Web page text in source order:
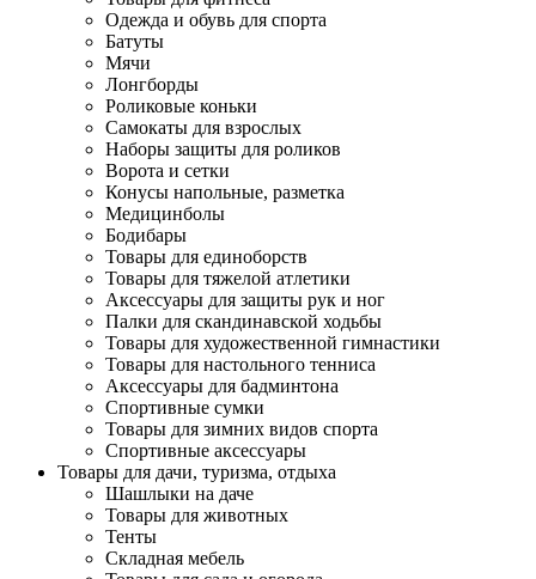
Одежда и обувь для спорта
Батуты
Мячи
Лонгборды
Роликовые коньки
Самокаты для взрослых
Наборы защиты для роликов
Ворота и сетки
Конусы напольные, разметка
Медицинболы
Бодибары
Товары для единоборств
Товары для тяжелой атлетики
Аксессуары для защиты рук и ног
Палки для скандинавской ходьбы
Товары для художественной гимнастики
Товары для настольного тенниса
Аксессуары для бадминтона
Спортивные сумки
Товары для зимних видов спорта
Спортивные аксессуары
Товары для дачи, туризма, отдыха
Шашлыки на даче
Товары для животных
Тенты
Складная мебель